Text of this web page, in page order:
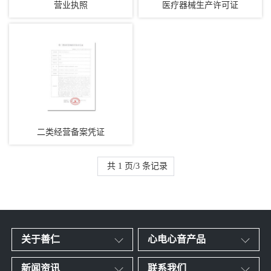
营业执照 医疗器械生产许可证
二类经营备案凭证
共 1 页/3 条记录
关于善仁 心电心音产品
新闻资讯 联系我们